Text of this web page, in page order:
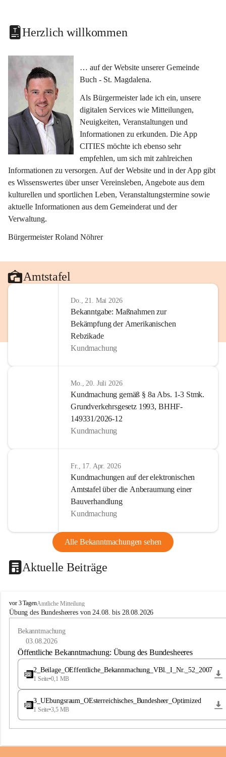
Herzlich willkommen
… auf der Website unserer Gemeinde
Buch - St. Magdalena.
Als Bürgermeister lade ich ein, unsere
digitalen Services wie Mitteilungen,
Neuigkeiten, Veranstaltungen und
Informationen zu erkunden. Die App
CITIES möchte ich ebenso sehr
empfehlen, um sich mit zahlreichen
Informationen zu versorgen. Auf der Website und in der App gibt
es Wissenswertes über unser Vereinsleben, Angebote aus dem
kulturellen und sportlichen Leben, Veranstaltungstermine sowie
aktuelle Informationen aus dem Gemeinderat und der
Verwaltung.
Bürgermeister Roland Nöhrer
Amtstafel
Do., 21. Mai 2026
Bekanntgabe: Maßnahmen zur
Bekämpfung der Amerikanischen
Rebzikade
Kundmachung
Mo., 20. Juli 2026
Kundmachung gemäß § 8a Abs. 1-3 Stmk.
Grundverkehrsgesetz 1993, BHHF-
149331/2026-12
Kundmachung
Fr., 17. Apr. 2026
Kundmachungen auf der elektronischen
Amtstafel über die Anberaumung einer
Bauverhandlung
Kundmachung
Alle Bekanntmachungen sehen
Aktuelle Beiträge
B
u
e
a
vor 3 TagenAmtliche Mitteilung
Übung des Bundesheeres von 24.08. bis 28.08.2026
Bekanntmachung
03.08.2026
Öffentliche Bekanntmachung: Übung des Bundesheeres
2_Beilage_OEffentliche_Bekannmachung_VBl._I_Nr._52_2007
1 Seite•0,1 MB
3_UEbungsraum_OEsterreichisches_Bundesheer_Optimized
1 Seite•3,5 MB